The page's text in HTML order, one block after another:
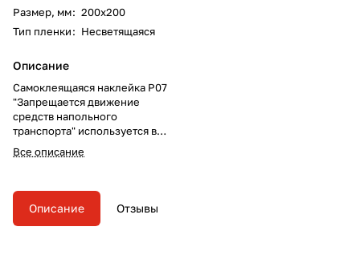
Размер, мм: 200х200
Тип пленки: Несветящаяся
Описание
Самоклеящаяся наклейка P07
"Запрещается движение
средств напольного
транспорта" используется в
местах, где запрещается
применять средства
(например погрузчики или
напольные транспортеры)
(используется совместно с
Все описание
Описание Отзывы